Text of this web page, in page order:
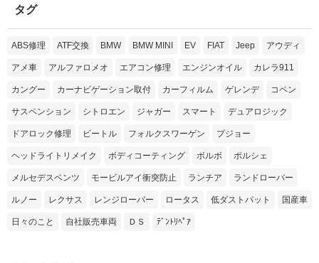
タグ
ABS修理 ATF交換 BMW BMW MINI EV FIAT Jeep アウディ
アメ車 アルファロメオ エアコン修理 エンジンオイル カレラ911
カングー カーナビゲーション取付 カーフィルム ゲレンデ コペン
サスペンション シトロエン ジャガー スマート デュアロジック
ドアロック修理 ビートル フォルクスワーゲン プジョー
ヘッドライトリメイク ボディコーティング ボルボ ポルシェ
メルセデスベンツ モービルアイ衝突防止 ランチア ランドローバー
ルノー レクサス レンジローバー ロータス 低ダストパット 国産車
日々のこと 自社販売車両 ＤＳ ﾃﾞﾝﾄﾘﾍﾟｱ